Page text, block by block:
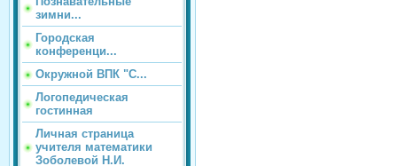
зимни...
Городская
конференци...
Окружной ВПК "С...
Логопедическая
гостинная
Личная страница
учителя математики
Зоболевой Н.И.